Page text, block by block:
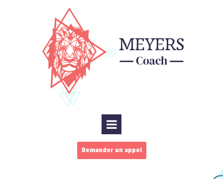
Demander un appel